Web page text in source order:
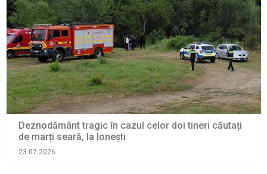
Deznodământ tragic în cazul celor doi tineri căutați
de marți seară, la Ionești
23.07.2026